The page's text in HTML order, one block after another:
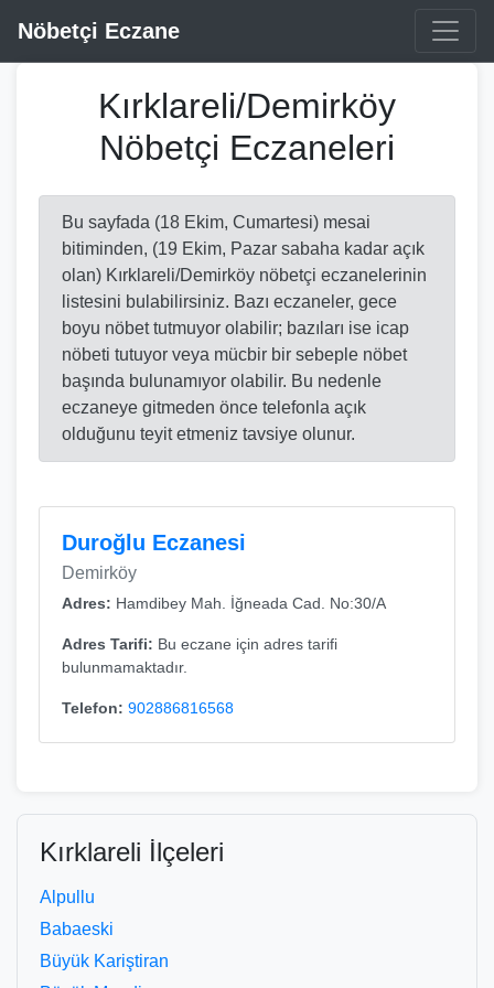
Nöbetçi Eczane
Kırklareli/Demirköy
Nöbetçi Eczaneleri
Bu sayfada (18 Ekim, Cumartesi) mesai
bitiminden, (19 Ekim, Pazar sabaha kadar açık
olan) Kırklareli/Demirköy nöbetçi eczanelerinin
listesini bulabilirsiniz. Bazı eczaneler, gece
boyu nöbet tutmuyor olabilir; bazıları ise icap
nöbeti tutuyor veya mücbir bir sebeple nöbet
başında bulunamıyor olabilir. Bu nedenle
eczaneye gitmeden önce telefonla açık
olduğunu teyit etmeniz tavsiye olunur.
Duroğlu Eczanesi
Demirköy
Adres: Hamdibey Mah. İğneada Cad. No:30/A
Adres Tarifi: Bu eczane için adres tarifi
bulunmamaktadır.
Telefon: 902886816568
Kırklareli İlçeleri
Alpullu
Babaeski
Büyük Kariştiran